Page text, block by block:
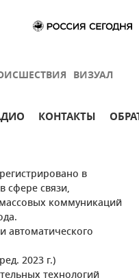
ВИЗУАЛ
КОНТАКТЫ
в
сфере связи,
коммуникаций
автоматического
2023 г.)